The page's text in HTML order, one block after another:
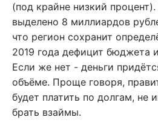
(под крайне низкий
выделено 8 миллиардов
что регион сохранит
2019 года дефицит бюджета
Если же нет - деньги
объёме. Проще говоря,
будет платить по долгам, не
брать взаймы.